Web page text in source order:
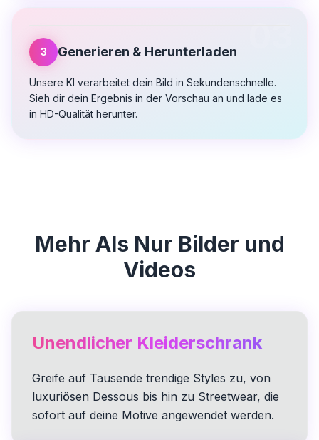
3 Generieren & Herunterladen
Unsere KI verarbeitet dein Bild in Sekundenschnelle.
Sieh dir dein Ergebnis in der Vorschau an und lade es
in HD-Qualität herunter.
Mehr Als Nur Bilder und
Videos
Unendlicher Kleiderschrank
Greife auf Tausende trendige Styles zu, von
luxuriösen Dessous bis hin zu Streetwear, die
sofort auf deine Motive angewendet werden.